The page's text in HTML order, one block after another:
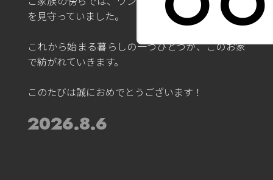
を見守っていました。
これから始まる暮らしの一つひとつが、このお家
で紡がれていきます。
このたびは誠におめでとうございます！
2026.8.6